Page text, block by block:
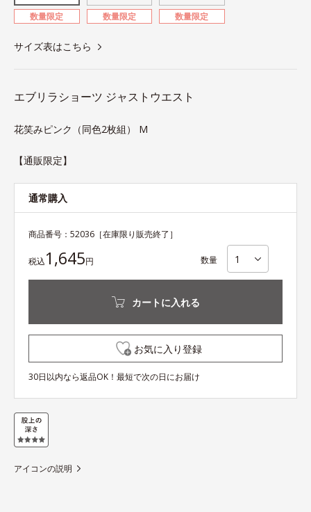
数量限定 数量限定 数量限定
サイズ表はこちら
エブリラショーツ ジャストウエスト
花笑みピンク（同色2枚組） M
【通販限定】
通常購入
商品番号： 52036 ［在庫限り販売終了］
税込1,645円 数量
カートに入れる
お気に入り登録
30日以内なら返品OK！最短で次の日にお届け
アイコンの説明